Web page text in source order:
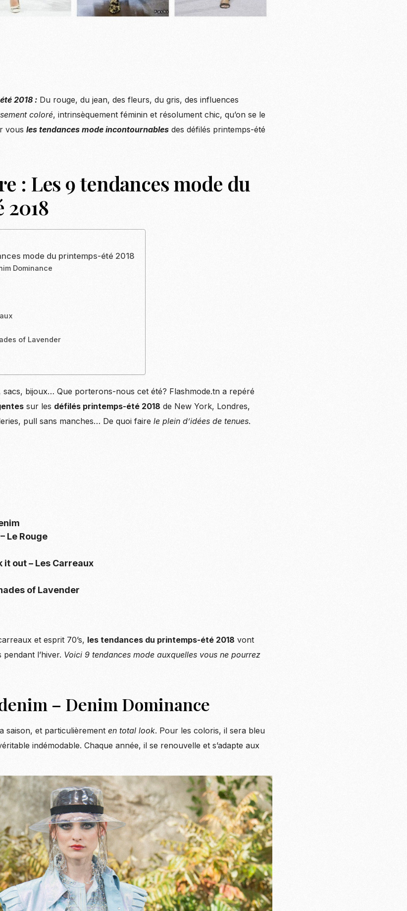
2018 : Du rouge, du jean, des fleurs, du gris, des influences
coloré, intrinsèquement féminin et résolument chic, qu’on se le
vous les tendances mode incontournables des défilés printemps-été
: Les 9 tendances mode du
mode du printemps-été 2018
Dominance
of Lavender
sacs, bijoux… Que porterons-nous cet été? Flashmode.tn a repéré
sur les défilés printemps-été 2018 de New York, Londres,
pull sans manches… De quoi faire le plein d’idées de tenues.
Le Rouge
it out – Les Carreaux
of Lavender
et esprit 70’s, les tendances du printemps-été 2018 vont
l’hiver. Voici 9 tendances mode auxquelles vous ne pourrez
– Denim Dominance
saison, et particulièrement en total look. Pour les coloris, il sera bleu
indémodable. Chaque année, il se renouvelle et s’adapte aux